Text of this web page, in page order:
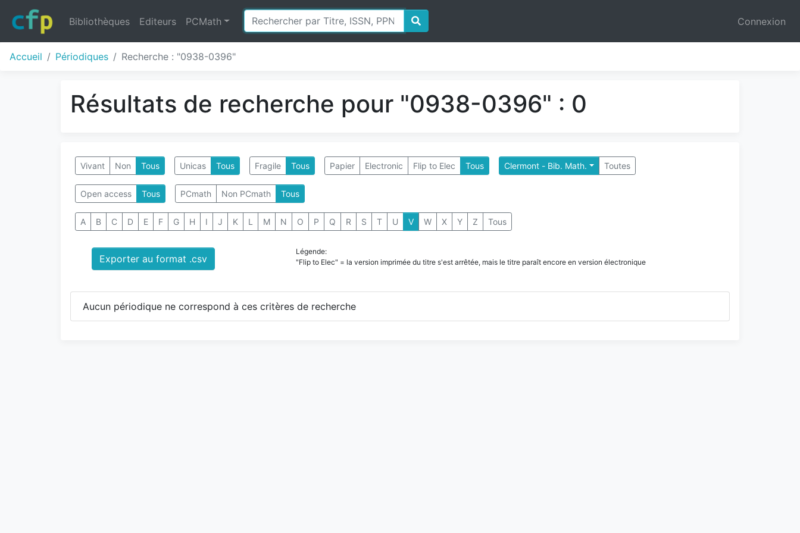
Bibliothèques Editeurs PCMath Connexion
Accueil Périodiques Recherche : "0938-0396"
Résultats de recherche pour "0938-0396" : 0
Vivant Non Tous Unicas Tous Fragile Tous Papier Electronic Flip to Elec Tous Clermont - Bib. Math. Toutes
Open access Tous PCmath Non PCmath Tous
A B C D E F G H I J K L M N O P Q R S T U V W X Y Z Tous
Exporter au format .csv
Légende:
"Flip to Elec" = la version imprimée du titre s'est arrêtée, mais le titre paraît encore en version électronique
Aucun périodique ne correspond à ces critères de recherche